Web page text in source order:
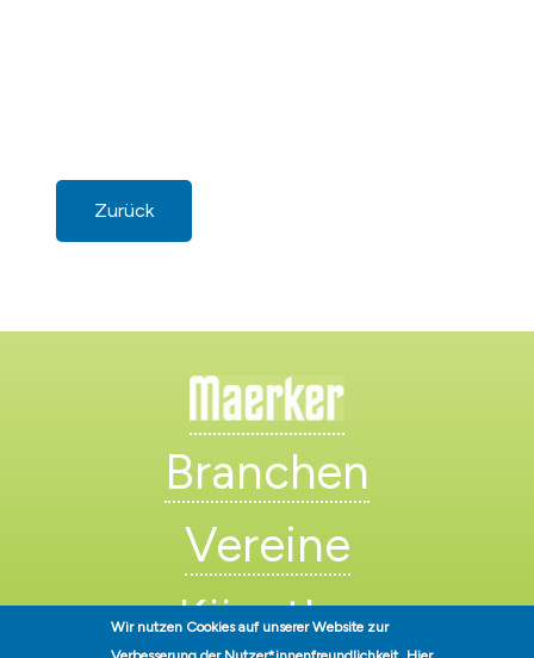
Zurück
Branchen
Vereine
Künstler
Wir nutzen Cookies auf unserer Website zur